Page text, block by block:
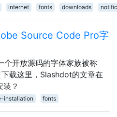
internet fonts downloads
Source Code Pro字
个开放源码的字体家族被称
下载这里，Slashdot的文章在
装？
installation fonts